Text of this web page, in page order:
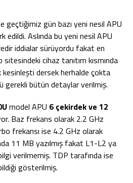
geçtiğimiz gün bazı yeni nesil APU
edildi. Aslında bu yeni nesil APU
iddialar sürüyordu fakat en
cihaz tanıtım kısmında
dersek herhalde çokta
gerekli bütün detaylar verilmiş.
model APU 6 çekirdek ve 12
Baz frekans olarak 2.2 GHz
frekansı ise 4.2 GHz olarak
11 MB yazılmış fakat L1-L2 ya
verilmemiş. TDP tarafında ise
gösterilmiş.